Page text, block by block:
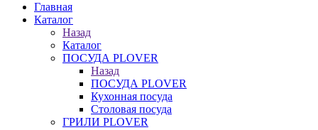
Главная
Каталог
Назад
Каталог
ПОСУДА PLOVER
Назад
ПОСУДА PLOVER
Кухонная посуда
Столовая посуда
ГРИЛИ PLOVER